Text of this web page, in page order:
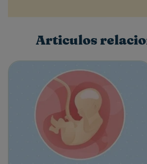
Escribe una reseña
Articulos